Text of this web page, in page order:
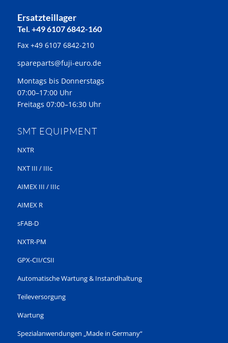
Ersatzteillager
Tel. +49 6107 6842-160
Fax +49 6107 6842-210
spareparts@fuji-euro.de
Montags bis Donnerstags
07:00–17:00 Uhr
Freitags 07:00–16:30 Uhr
SMT EQUIPMENT
NXTR
NXT III / IIIc
AIMEX III / IIIc
AIMEX R
sFAB-D
NXTR-PM
GPX-CII/CSII
Automatische Wartung & Instandhaltung
Teileversorgung
Wartung
Spezialanwendungen „Made in Germany“